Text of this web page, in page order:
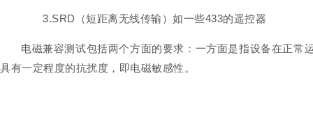
3.SRD（短距离无线传输）如一些433的遥控器
电磁兼容测试包括两个方面的要求：一方面是指设备在正
具有一定程度的抗扰度，即电磁敏感性。